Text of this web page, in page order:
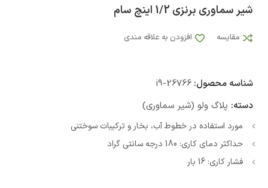
شیر سماوری برنزی 1/2 اینچ سام
مقایسه افزودن به علاقه مندی
شناسه محصول: i9-26766
دسته: پلاگ ولو (شیر سماوری)
مورد استفاده در خطوط آب، بخار و ترکیبات سوختنی
حداکثر دمای کاری: 180 درجه سانتی گراد
فشار کاری: 16 بار